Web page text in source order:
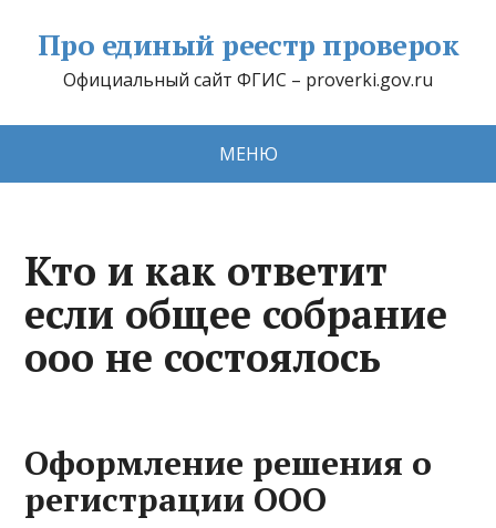
Про единый реестр проверок
Официальный сайт ФГИС – proverki.gov.ru
МЕНЮ
Кто и как ответит
если общее собрание
ооо не состоялось
Оформление решения о
регистрации ООО